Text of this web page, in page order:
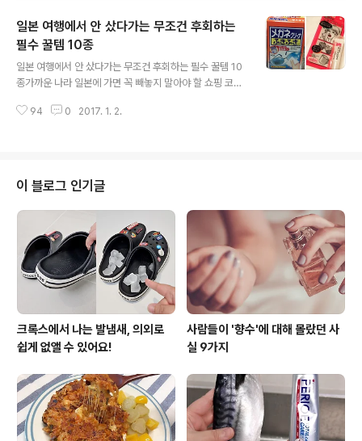
않는 맛있는 귤 구분하는 꿀팁을 소개할게요.겨울 제철 과
일인 귤은 비타민 C가 풍부해 감기 예방뿐만 아니라 피부
미용에도 그만이니 잘 기억해두었다가 귤을 살 때 요긴하
게 써먹어보세요~ ▶ 귤의 껍질 상태가 지나치게 깨끗하다
한 번쯤 의심해봐야 해요. 인공적으로 코팅처리한 것일 수
일본 여행에서 안 샀다가는 무조건 후회하는
필수 꿀템 10종
일본 여행에서 안 샀다가는 무조건 후회하는 필수 꿀템 10
종가까운 나라 일본에 가면 꼭 빼놓지 말아야 할 쇼핑 코스
본은 처방전 없이도 각종 건강식품과 의약품 등을 살 수 있
관광객들 사이에서 입소문이 자자하답니다. 수많은 제품들
이 있지만 그중에서도 안 샀다가는 무조건 후회하는 필수
아이템을 소개할게요.연말연시, 겨울방학을 맞이해 일본
여행을 계획하고 있다면 꼭 기억해뒀다가 '득템'해보세요~
1. 네츠사마 시트네츠사마 시트는 일종의 '쿨링시트'로 미
열이 있을 때 이마에 붙여주면 두..
94 0 2017. 1. 2.
이 블로그 인기글
크록스에서 나는 발냄새, 의외로
쉽게 없앨 수 있어요!
사람들이 '향수'에 대해 몰랐던 사
실 9가지